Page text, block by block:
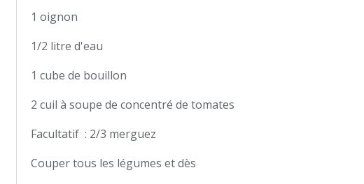
1 oignon
1/2 litre d'eau
1 cube de bouillon
2 cuil à soupe de concentré de tomates
Facultatif : 2/3 merguez
Couper tous les légumes et dès